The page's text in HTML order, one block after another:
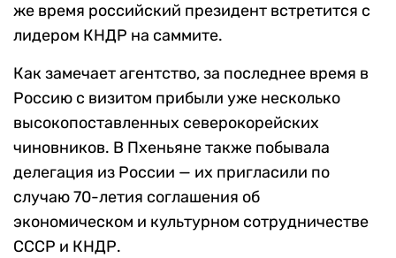
же время российский президент встретится с
лидером КНДР на саммите.
Как замечает агентство, за последнее время в
Россию с визитом прибыли уже несколько
высокопоставленных северокорейских
чиновников. В Пхеньяне также побывала
делегация из России — их пригласили по
случаю 70-летия соглашения об
экономическом и культурном сотрудничестве
СССР и КНДР.